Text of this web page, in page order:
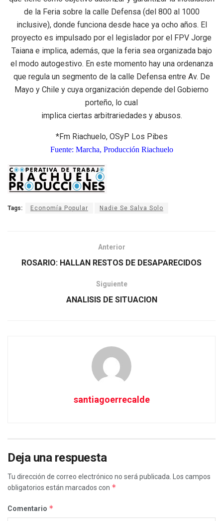
de la Feria sobre la calle Defensa (del 800 al 1000
inclusive), donde funciona desde hace ya ocho años. El
proyecto es impulsado por el legislador por el FPV Jorge
Taiana e implica, además, que la feria sea organizada bajo
el modo autogestivo. En este momento hay una ordenanza
que regula un segmento de la calle Defensa entre Av. De
Mayo y Chile y cuya organización depende del Gobierno
porteño, lo cual
implica ciertas arbitrariedades y abusos.
*Fm Riachuelo, OSyP Los Pibes
Fuente: Marcha, Producción Riachuelo
Tags: Economía Popular Nadie Se Salva Solo
Anterior
ROSARIO: HALLAN RESTOS DE DESAPARECIDOS
Siguiente
ANALISIS DE SITUACION
santiagoerrecalde
Deja una respuesta
Tu dirección de correo electrónico no será publicada. Los campos
obligatorios están marcados con *
Comentario *